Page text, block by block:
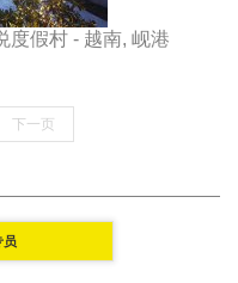
度假村 - 越南, 岘港
下一页
员